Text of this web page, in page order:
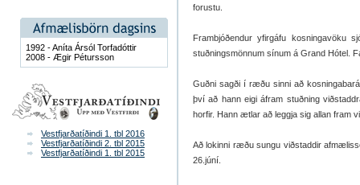
1992 - Aníta Ársól Torfadóttir
2008 - Ægir Pétursson
Vestfjarðatíðindi 1. tbl 2016
Vestfjarðatíðindi 2. tbl 2015
Vestfjarðatíðindi 1. tbl 2015
forustu.
Frambjóðendur yfirgáfu kosningavöku
stuðningsmönnum sínum á Grand Hótel.
Guðni sagði í ræðu sinni að
því að hann eigi áfram stuðning
horfir. Hann ætlar að leggja sig allan fram
Að lokinni ræðu sungu viðstaddir
26.júní.